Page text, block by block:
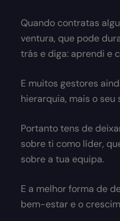
Quando contratas
ventura, que pode
trás e diga: aprendi e
E muitos gestores
hierarquia, mais o
Portanto tens de
sobre ti como líder,
sobre a tua equipa.
E a melhor forma de
bem-estar e o